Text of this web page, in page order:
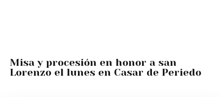
Misa y procesión en honor a san
Lorenzo el lunes en Casar de Periedo